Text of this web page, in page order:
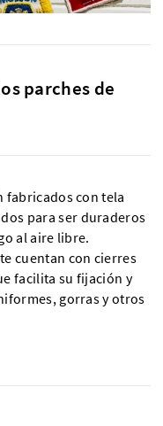
parches de
fabricados con tela
para ser duraderos
al aire libre.
cuentan con cierres
facilita su fijación y
gorras y otros